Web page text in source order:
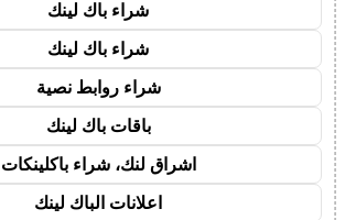
شراء باك لينك
شراء باك لينك
شراء روابط نصية
باقات باك لينك
اشراق لنك، شراء باكلينكات
اعلانات الباك لينك